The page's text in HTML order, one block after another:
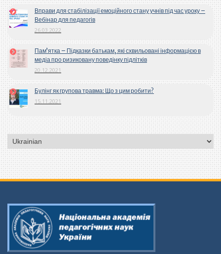
Вправи для стабілізації емоційного стану учнів під час уроку –
Вебінар для педагогів
26.03.2022
Пам’ятка – Підказки батькам, які схвильовані інформацією в
медіа про ризиковану поведінку підлітків
20.12.2021
Булінг як групова травма: Що з цим робити?
15.11.2021
Вибрати
мову